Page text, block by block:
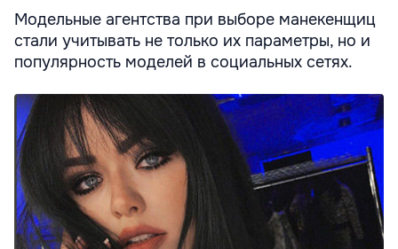
Модельные агентства при выборе манекенщиц
стали учитывать не только их параметры, но и
популярность моделей в социальных сетях.